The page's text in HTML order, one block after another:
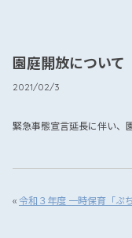
園庭開放について
2021/02/3
緊急事態宣言延長に伴い、
« 令和３年度 一時保育「ぷ